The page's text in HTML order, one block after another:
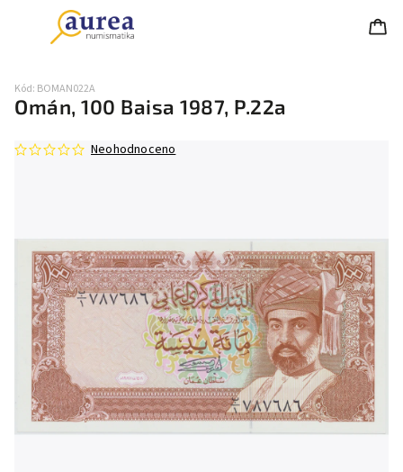
Omán, 100 Baisa 1987, P.22a
Kód: BOMAN022A
Neohodnoceno